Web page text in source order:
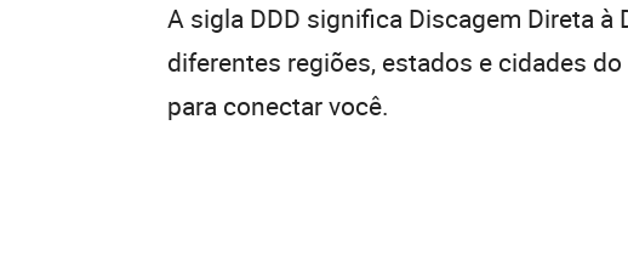
A sigla DDD significa Discagem Direta
diferentes regiões, estados e cidades
para conectar você.